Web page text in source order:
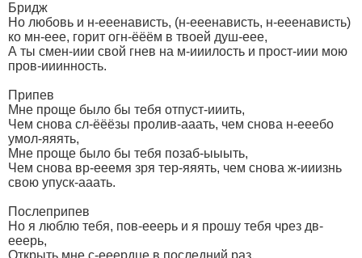
Бридж
Но любовь и н-ееенависть, (н-ееенависть, н-ееенависть)
ко мн-еее, горит огн-ёёём в твоей душ-еее,
А ты смен-иии свой гнев на м-ииилость и прост-иии мою
пров-ииинность.
Припев
Мне проще было бы тебя отпуст-ииить,
Чем снова сл-ёёёзы пролив-ааать, чем снова н-ееебо
умол-яяять,
Мне проще было бы тебя позаб-ыыыть,
Чем снова вр-ееемя зря тер-яяять, чем снова ж-ииизнь
свою упуск-ааать.
Послеприпев
Но я люблю тебя, пов-ееерь и я прошу тебя чрез дв-
ееерь,